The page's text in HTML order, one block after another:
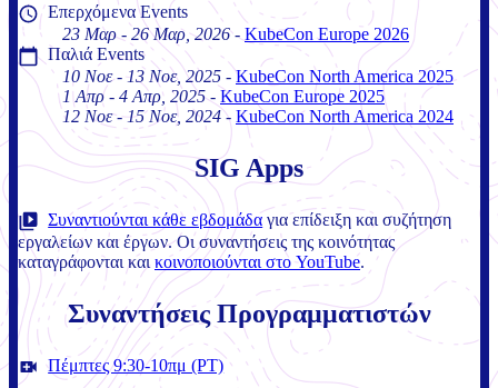
Επερχόμενα Events
23 Μαρ- 26 Μαρ ,2026- KubeCon Europe 2026
Παλιά Events
10 Νοε- 13 Νοε,2025 - KubeCon North America 2025
1 Απρ- 4 Απρ, 2025- KubeCon Europe 2025
12 Νοε-15 Νοε, 2024- KubeCon North America 2024
SIG Apps
Συναντιούνται κάθε εβδομάδα για επίδειξη και συζήτηση
εργαλείων και έργων. Οι συναντήσεις της κοινότητας
καταγράφονται και κοινοποιούνται στο YouTube.
Συναντήσεις Προγραμματιστών
Πέμπτες 9:30-10πμ (PT)